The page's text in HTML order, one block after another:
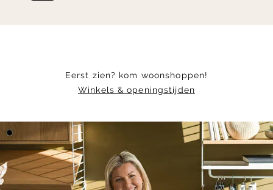
Eerst zien? kom woonshoppen!
Winkels & openingstijden